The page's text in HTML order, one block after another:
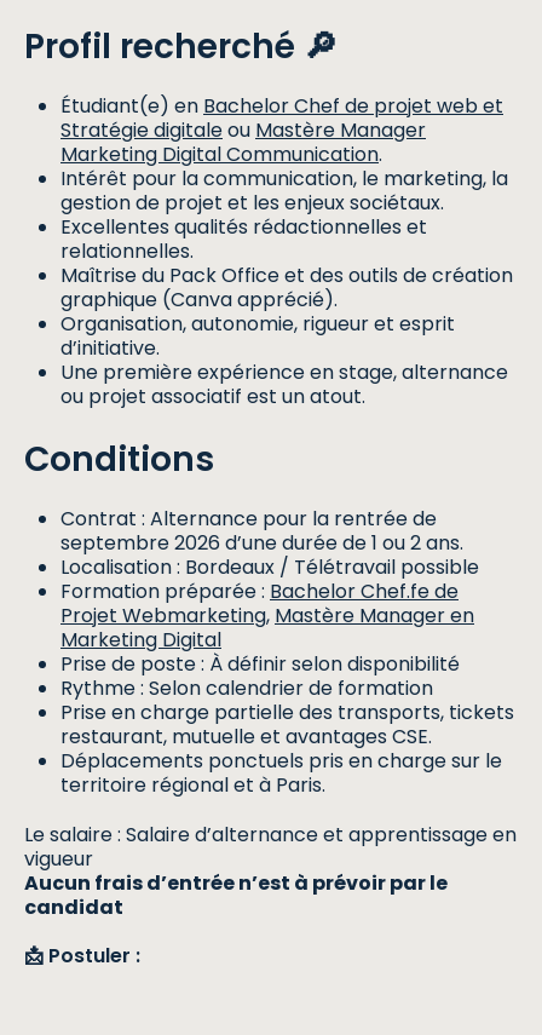
Profil recherché 🔎
Étudiant(e) en Bachelor Chef de projet web et
Stratégie digitaleou Mastère Manager
Marketing Digital Communication.
Intérêt pour la communication, le marketing, la
gestion de projet et les enjeux sociétaux.
Excellentes qualités rédactionnelles et
relationnelles.
Maîtrise du Pack Office et des outils de création
graphique (Canva apprécié).
Organisation, autonomie, rigueur et esprit
d’initiative.
Une première expérience en stage, alternance
ou projet associatif est un atout.
Conditions
Contrat : Alternance pour la rentrée de
septembre 2026 d’une durée de 1 ou 2 ans.
Localisation : Bordeaux / Télétravail possible
Formation préparée : Bachelor Chef.fe de
Projet Webmarketing, Mastère Manager en
Marketing Digital
Prise de poste : À définir selon disponibilité
Rythme : Selon calendrier de formation
Prise en charge partielle des transports, tickets
restaurant, mutuelle et avantages CSE.
Déplacements ponctuels pris en charge sur le
territoire régional et à Paris.
Le salaire : Salaire d’alternance et apprentissage en
vigueur
Aucun frais d’entrée n’est à prévoir par le
candidat
📩 Postuler :